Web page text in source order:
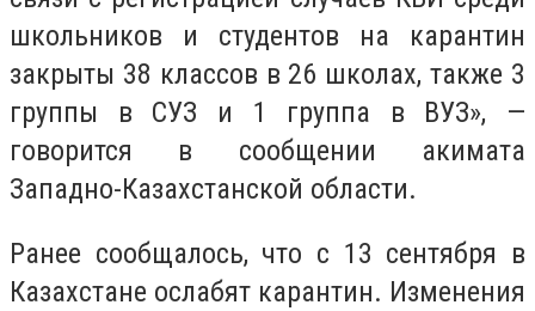
школьников и студентов на карантин
закрыты 38 классов в 26 школах, также 3
группы в СУЗ и 1 группа в ВУЗ», —
говорится в сообщении акимата
Западно-Казахстанской области.
Ранее сообщалось, что с 13 сентября в
Казахстане ослабят карантин. Изменения